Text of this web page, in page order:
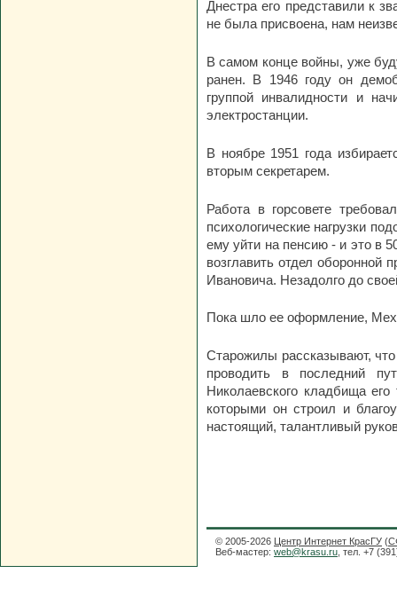
Днестра его представили к
не была присвоена, нам
В самом конце войны, уже
ранен. В 1946 году он
группой инвалидности и
электростанции.
В ноябре 1951 года
вторым секретарем.
Работа в горсовете
психологические нагрузки
ему уйти на пенсию - и это в
возглавить отдел
Ивановича. Незадолго до
Пока шло ее оформление,
Старожилы рассказывают,
проводить в последний
Николаевского кладбища
которыми он строил и
настоящий, талантливый
© 2005-2026 Центр Интернет КрасГУ (
Веб-мастер: web@krasu.ru , тел. +7